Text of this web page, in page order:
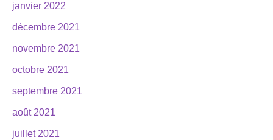
janvier 2022
décembre 2021
novembre 2021
octobre 2021
septembre 2021
août 2021
juillet 2021